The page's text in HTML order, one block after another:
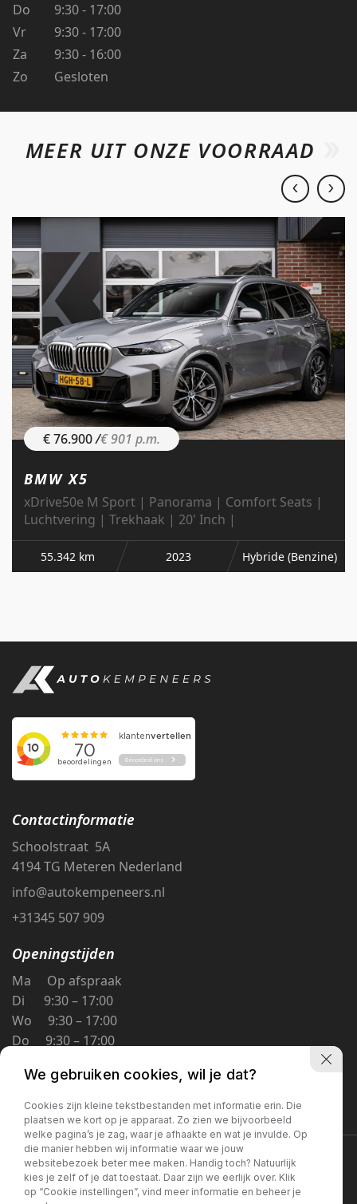
Do
9:30 - 17:00
Vr
9:30 - 17:00
Za
9:30 - 16:00
Zo
Gesloten
MEER UIT ONZE VOORRAAD
€ 76.900/€ 901 p.m.
BMW X5
xDrive50e M Sport | Panorama | Comfort Seats |
Luchtvering | Trekhaak | 20' Inch |
55.342 km 2023 Hybride (Benzine)
Contactinformatie
Schoolstraat 5A
4194 TG Meteren Nederland
info@autokempeneers.nl
+31345 507 909
Openingstijden
Ma Op afspraak
Di 9:30 – 17:00
Wo 9:30 – 17:00
Do 9:30 – 17:00
Za 9:30 – 16:00
Zo Gesloten
Privacybeleid
We gebruiken cookies, wil je dat?
Cookies zijn kleine tekstbestanden met informatie erin. Die
plaatsen we kort op je apparaat. Zo zien we bijvoorbeeld
welke pagina’s je zag, waar je afhaakte en wat je invulde. Op
die manier hebben wij informatie waar we jouw
websitebezoek beter mee maken. Handig toch? Natuurlijk
kies je zelf of je dat toestaat. Daar zijn we eerlijk over. Klik
op “Cookie instellingen”, vind meer informatie en beheer je